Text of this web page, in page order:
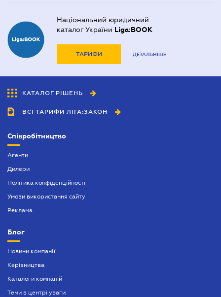
Національний юридичний
каталог України Liga:BOOK
ТАРИФИ ДЕТАЛЬНІШЕ
КАТАЛОГ РІШЕНЬ
ВСІ ТАРИФИ ЛІГА:ЗАКОН
Співробітництво
Агенти
Дилери
Політика конфіденційності
Умови використання сайту
Реклама
Блог
Новини компанії
Керівництва
Каталоги компаній
Теми в центрі уваги